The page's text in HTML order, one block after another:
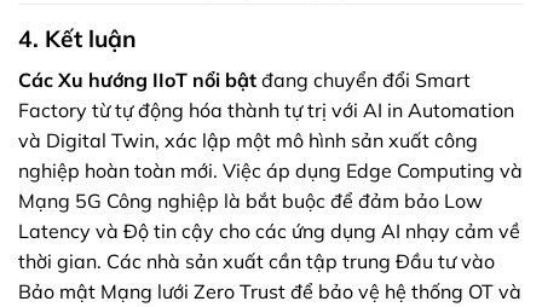
4. Kết luận
Các Xu hướng IIoT nổi bật đang chuyển đổi Smart
Factory từ tự động hóa thành tự trị với AI in Automation
và Digital Twin, xác lập một mô hình sản xuất công
nghiệp hoàn toàn mới. Việc áp dụng Edge Computing và
Mạng 5G Công nghiệp là bắt buộc để đảm bảo Low
Latency và Độ tin cậy cho các ứng dụng AI nhạy cảm về
thời gian. Các nhà sản xuất cần tập trung Đầu tư vào
Bảo mật Mạng lưới Zero Trust để bảo vệ hệ thống OT và